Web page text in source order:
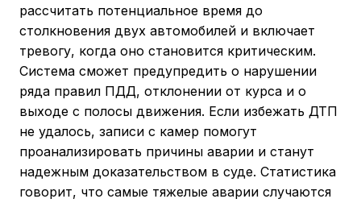
рассчитать потенциальное время до
столкновения двух автомобилей и включает
тревогу, когда оно становится критическим.
Система сможет предупредить о нарушении
ряда правил ПДД, отклонении от курса и о
выходе с полосы движения. Если избежать ДТП
не удалось, записи с камер помогут
проанализировать причины аварии и станут
надежным доказательством в суде. Статистика
говорит, что самые тяжелые аварии случаются